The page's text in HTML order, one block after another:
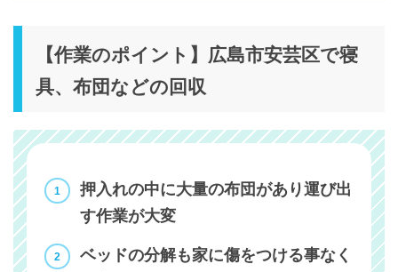
【作業のポイント】広島市安芸区で寝
具、布団などの回収
押入れの中に大量の布団があり運び出
す作業が大変
ベッドの分解も家に傷をつける事なく